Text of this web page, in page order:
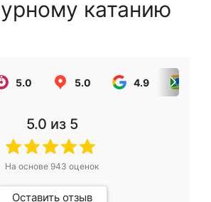
катанию
5.0 5.0 4.9
5.0 из 5
На основе 943 оценок
Оставить отзыв